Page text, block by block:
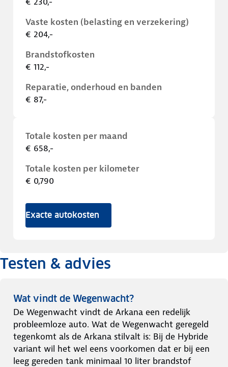
Vaste kosten (belasting en verzekering)
€ 204,-
Brandstofkosten
€ 112,-
Reparatie, onderhoud en banden
€ 87,-
Totale kosten per maand
€ 658,-
Totale kosten per kilometer
€ 0,790
Exacte autokosten
Testen & advies
Wat vindt de Wegenwacht?
De Wegenwacht vindt de Arkana een redelijk
probleemloze auto. Wat de Wegenwacht geregeld
tegenkomt als de Arkana stilvalt is: Bij de Hybride
variant wil het wel eens voorkomen dat er bij een
leeg gereden tank minimaal 10 liter brandstof